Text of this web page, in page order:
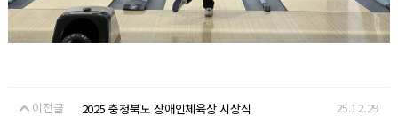
이전글 2025 충청북도 장애인체육상 시상식 25.12.29